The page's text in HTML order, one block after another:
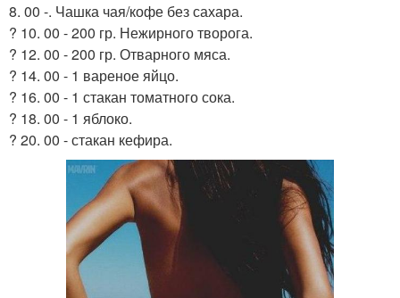
8. 00 -. Чашка чая/кофе без сахара.
? 10. 00 - 200 гр. Нежирного творога.
? 12. 00 - 200 гр. Отварного мяса.
? 14. 00 - 1 вареное яйцо.
? 16. 00 - 1 стакан томатного сока.
? 18. 00 - 1 яблоко.
? 20. 00 - стакан кефира.